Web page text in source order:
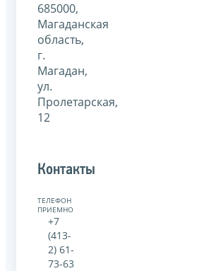
685000,
Магаданская
область,
г.
Магадан,
ул.
Пролетарская,
12
Контакты
ТЕЛЕФОН
ПРИЕМНОЙ:
+7
(413-
2) 61-
73-63